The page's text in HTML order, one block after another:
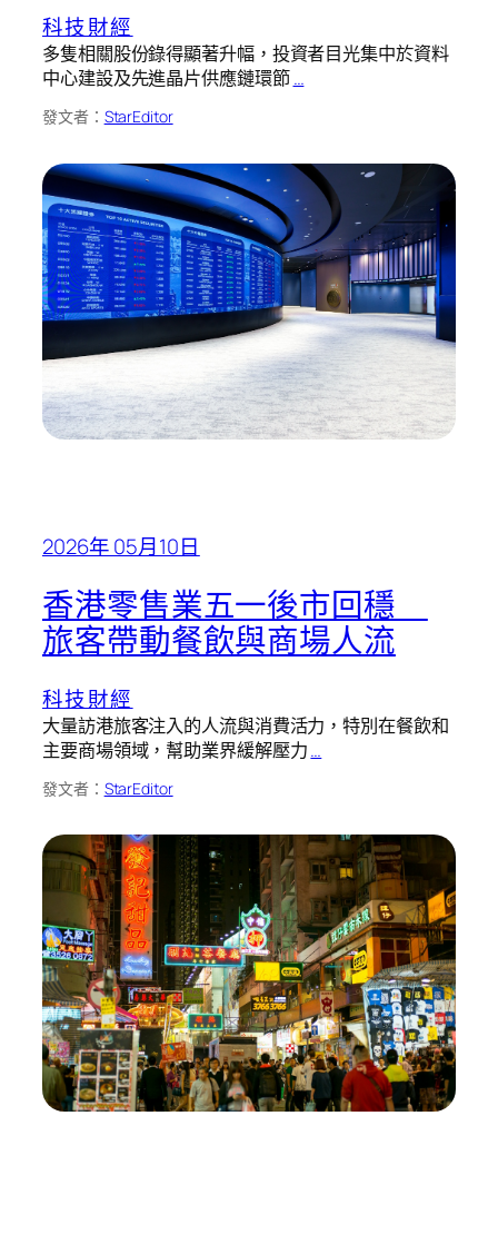
科技財經
多隻相關股份錄得顯著升幅，投資者目光集中於資料
中心建設及先進晶片供應鏈環節…
發文者： StarEditor
2026年 05月10日
香港零售業五一後市回穩
旅客帶動餐飲與商場人流
科技財經
大量訪港旅客注入的人流與消費活力，特別在餐飲和
主要商場領域，幫助業界緩解壓力…
發文者： StarEditor